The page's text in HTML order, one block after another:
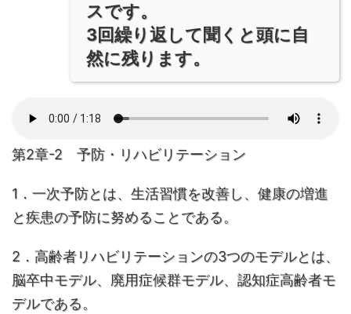
スです。
3回繰り返して聞くと頭に自
然に残ります。
第2章-2 予防・リハビリテーション
1．一次予防とは、生活習慣を改善し、健康の増進
と疾患の予防に努めることである。
2．高齢者リハビリテーションの3つのモデルとは、
脳卒中モデル、廃用症候群モデル、認知症高齢者モ
デルである。